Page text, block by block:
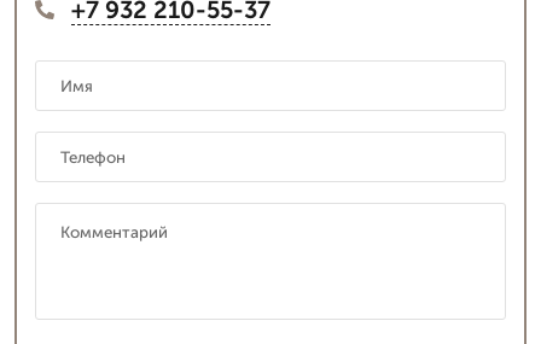
+7 932 210-55-37